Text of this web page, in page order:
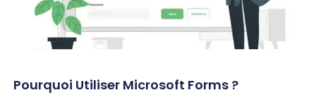
Pourquoi Utiliser Microsoft Forms ?